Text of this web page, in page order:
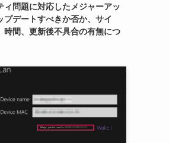
ィ問題に対応したメジャーアッ
プデートすべきか否か、サイ
時間、更新後不具合の有無につ